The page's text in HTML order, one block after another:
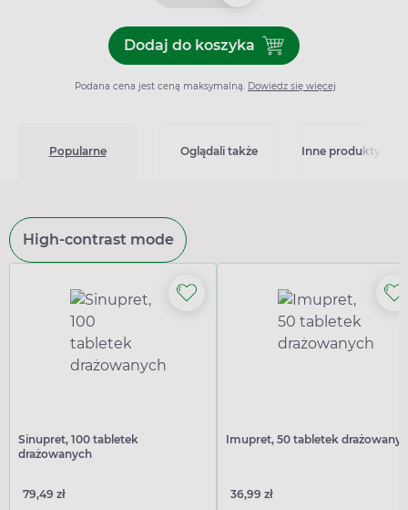
Dodaj do koszykaDodaj do koszyka
Podana cena jest ceną maksymalną. Dowiedz się więcej
Popularne Oglądali także Inne produkty z
High-contrast mode
Sinupret, 100 tabletek
drażowanych
79,49 zł
Imupret, 50 tabletek
36,99 zł